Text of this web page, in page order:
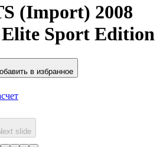
(Import) 2008
Sport Edition
в избранное
slide